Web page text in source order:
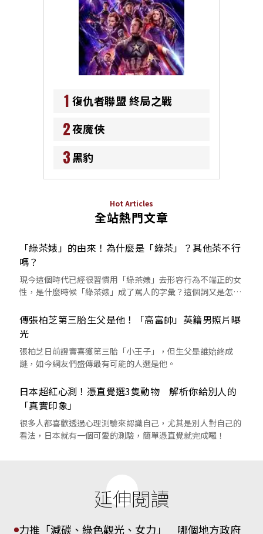
1 復仇者聯盟 終局之戰
2夜魔俠
3黑豹
Hot Articles
全站熱門文章
「綠茶婊」的由來！為什麼是「綠茶」？其他茶不行
嗎？
現今這個時代已經很習慣用「綠茶婊」去形容行為不端正的女
性，是什麼時候「綠茶婊」成了罵人的字彙？這個詞又是怎麼
傳張柏芝第三胎生父是他！「高富帥」英籍男照片曝
光
張柏芝日前證實喜獲第三胎「小王子」，但生父是誰始終成
謎，如今網友們盛傳最有可能的人選是他。
日本超紅心測！憑直覺選3隻動物 解析你給別人的
「真實印象」
很多人都喜歡透過心理測驗來認識自己，尤其是別人對自己的
看法，日本就有一個可愛的測驗，簡單憑直覺就完成囉！
延伸閱讀
力推「減碳、綠色觀光、女力」 哪個地方政府